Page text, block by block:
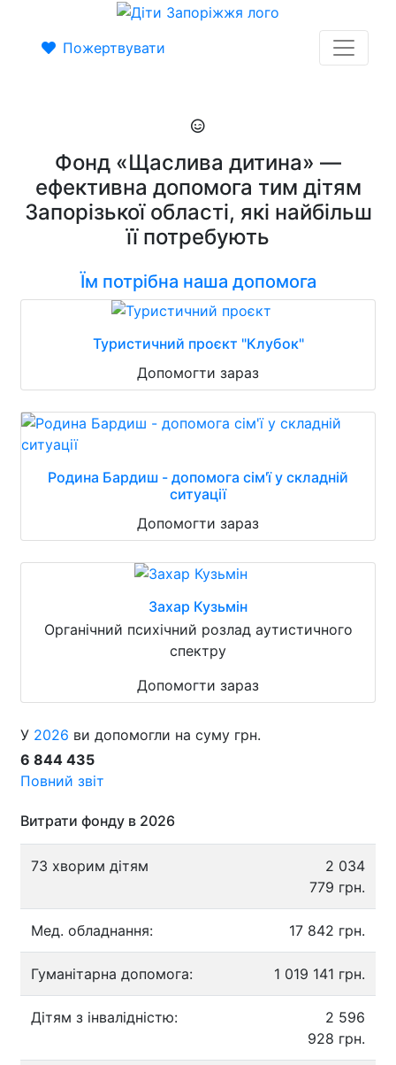
Пожертвувати
Фонд «Щаслива дитина» —
ефективна допомога тим дітям
Запорізької області, які найбільш
її потребують
Їм потрібна наша допомога
Туристичний проєкт "Клубок"
Допомогти зараз
Родина Бардиш - допомога сім'ї у складній
ситуації
Допомогти зараз
Захар Кузьмін
Органічний психічний розлад аутистичного
спектру
Допомогти зараз
У 2026 ви допомогли на суму грн.
6 844 435
Повний звіт
Витрати фонду в 2026
73 хворим дітям
2 034
779 грн.
Мед. обладнання: 17 842 грн.
Гуманітарна допомога: 1 019 141 грн.
Дітям з інвалідністю:
2 596
928 грн.